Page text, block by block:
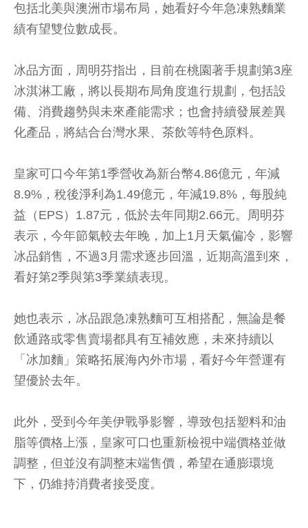
包括北美與澳洲市場布局，她看好今年急凍熟麵業
績有望雙位數成長。
冰品方面，周明芬指出，目前在桃園著手規劃第3座
冰淇淋工廠，將以長期布局角度進行規劃，包括設
備、消費趨勢與未來產能需求；也會持續發展差異
化產品，將結合台灣水果、茶飲等特色原料。
皇家可口今年第1季營收為新台幣4.86億元，年減
8.9%，稅後淨利為1.49億元，年減19.8%，每股純
益（EPS）1.87元，低於去年同期2.66元。周明芬
表示，今年節氣較去年晚，加上1月天氣偏冷，影響
冰品銷售，不過3月需求逐步回溫，近期高溫到來，
看好第2季與第3季業績表現。
她也表示，冰品跟急凍熟麵可互相搭配，無論是餐
飲通路或零售賣場都具有互補效應，未來持續以
「冰加麵」策略拓展海內外市場，看好今年營運有
望優於去年。
此外，受到今年美伊戰爭影響，導致包括塑料和油
脂等價格上漲，皇家可口也重新檢視中端價格並做
調整，但並沒有調整末端售價，希望在通膨環境
下，仍維持消費者接受度。